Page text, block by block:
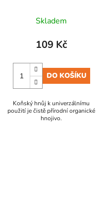
Skladem
109 Kč
DO KOŠÍKU
Koňský hnůj k univerzálnímu
použití je čistě přírodní organické
hnojivo.